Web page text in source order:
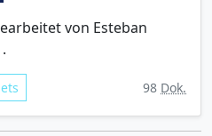
von Esteban
98 Dok.